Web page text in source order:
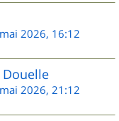
2026, 16:12
2026, 21:12